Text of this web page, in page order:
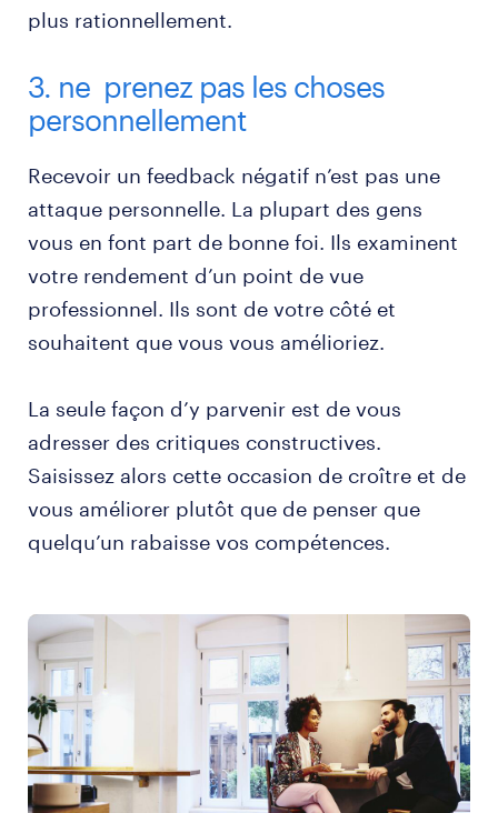
plus rationnellement.
3. ne prenez pas les choses
personnellement
Recevoir un feedback négatif n’est pas une
attaque personnelle. La plupart des gens
vous en font part de bonne foi. Ils examinent
votre rendement d’un point de vue
professionnel. Ils sont de votre côté et
souhaitent que vous vous amélioriez.
La seule façon d’y parvenir est de vous
adresser des critiques constructives.
Saisissez alors cette occasion de croître et de
vous améliorer plutôt que de penser que
quelqu’un rabaisse vos compétences.